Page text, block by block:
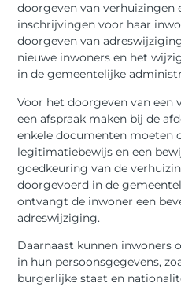
doorgeven van verhuizingen
inschrijvingen voor haar
doorgeven van
nieuwe inwoners en het
in de gemeentelijke
Voor het doorgeven van
een afspraak maken bij de
enkele documenten moeten
legitimatiebewijs en een
goedkeuring van de
doorgevoerd in de
ontvangt de inwoner een
adreswijziging.
Daarnaast kunnen inwoners
in hun persoonsgegevens,
burgerlijke staat en